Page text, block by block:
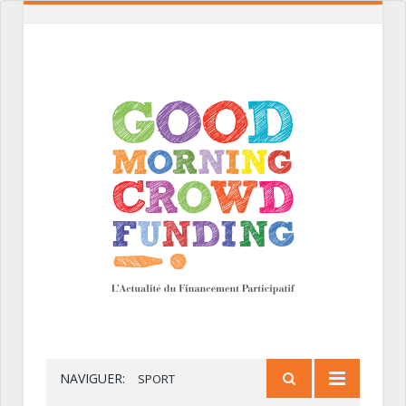
NAVIGUER: SPORT